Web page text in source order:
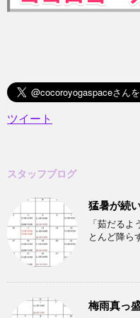
ツイート
スタッフブログ
猛暑が続
「茹だる
とんど降ら
梅雨真っ